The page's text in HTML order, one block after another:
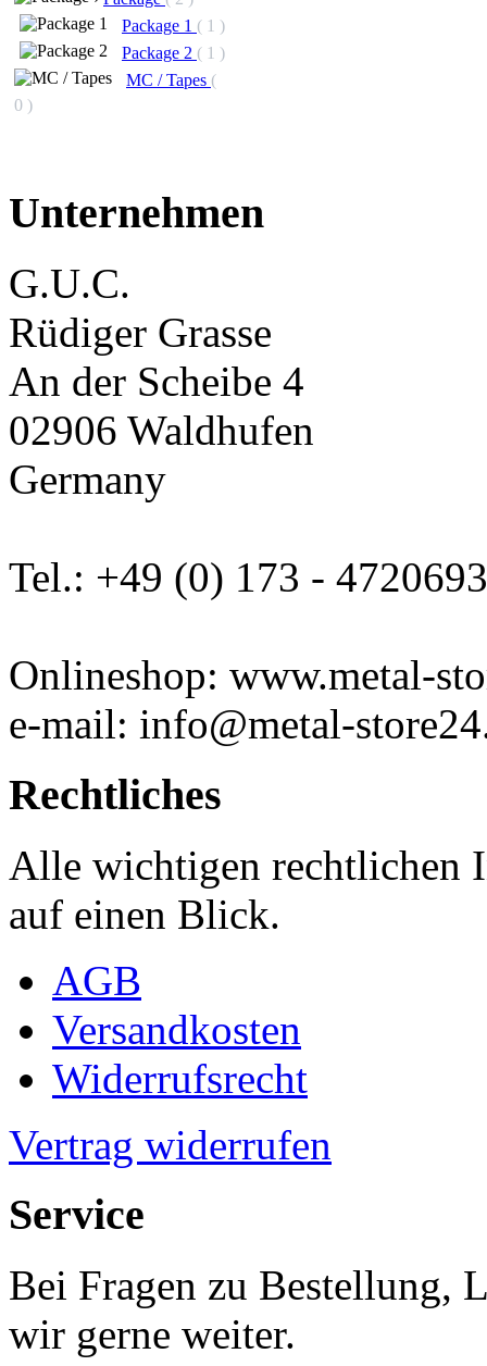
Package 1 ( 1 )
Package 2 ( 1 )
MC / Tapes (
0 )
Unternehmen
G.U.C.
Rüdiger Grasse
An der Scheibe 4
02906 Waldhufen
Germany
Tel.: +49 (0) 173 - 4720693
Onlineshop: www.metal-
e-mail: info@metal-
Rechtliches
Alle wichtigen rechtlichen
auf einen Blick.
AGB
Versandkosten
Widerrufsrecht
Vertrag widerrufen
Service
Bei Fragen zu Bestellung,
wir gerne weiter.